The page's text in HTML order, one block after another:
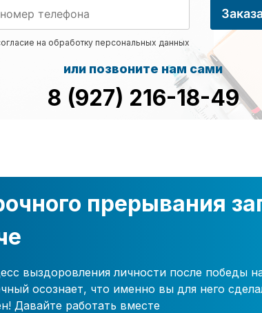
на обработку персональных данных
или позвоните нам сами
8 (927) 216-18-49
прерывания
выздоровления личности после победы
осознает, что именно вы для него
Давайте работать вместе